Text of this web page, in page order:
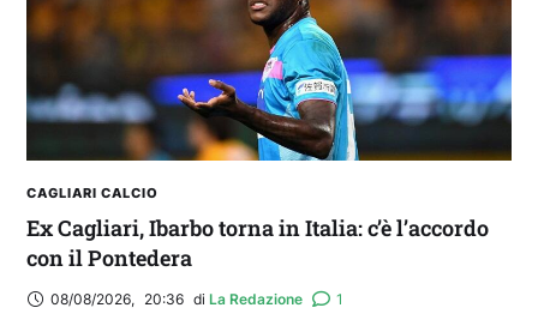
CAGLIARI CALCIO
Ex Cagliari, Ibarbo torna in Italia: c’è l’accordo
con il Pontedera
08/08/2026, 20:36 di La Redazione 1